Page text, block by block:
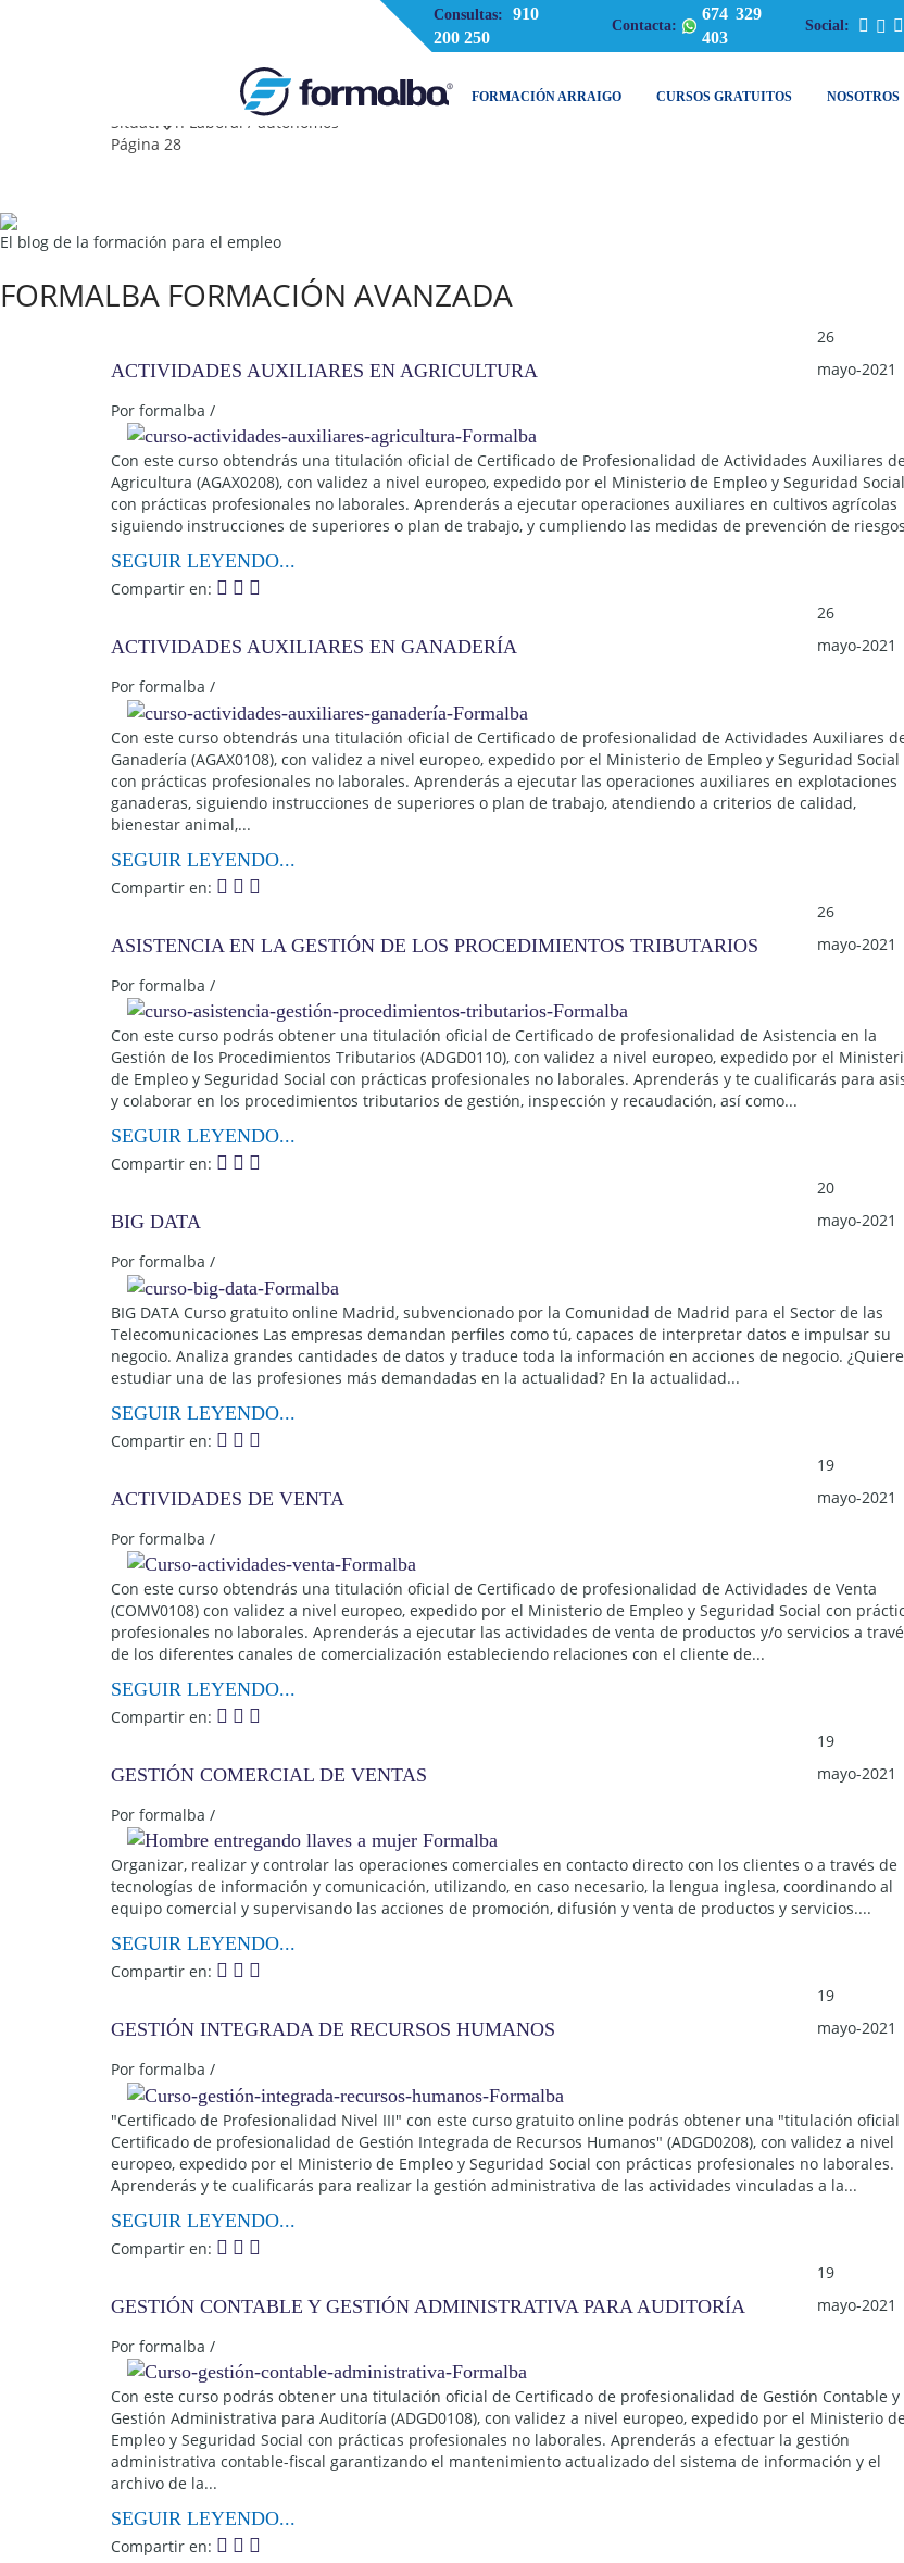
Consultas:
910
200 250
Contacta:
674 329
403
Social:
FORMACIÓN ARRAIGO CURSOS GRATUITOS NOSOTROS
Situaci�n Laboral / autonomos
Página 28
El blog de la formación para el empleo
FORMALBA FORMACIÓN AVANZADA
ACTIVIDADES AUXILIARES EN AGRICULTURA
Por formalba /
26
mayo-2021
Con este curso obtendrás una titulación oficial de Certificado de Profesionalidad de Actividades Auxiliares de
Agricultura (AGAX0208), con validez a nivel europeo, expedido por el Ministerio de Empleo y Seguridad Social
con prácticas profesionales no laborales. Aprenderás a ejecutar operaciones auxiliares en cultivos agrícolas
siguiendo instrucciones de superiores o plan de trabajo, y cumpliendo las medidas de prevención de
SEGUIR LEYENDO...
Compartir en:
ACTIVIDADES AUXILIARES EN GANADERÍA
Por formalba /
26
mayo-2021
Con este curso obtendrás una titulación oficial de Certificado de profesionalidad de Actividades Auxiliares
Ganadería (AGAX0108), con validez a nivel europeo, expedido por el Ministerio de Empleo y Seguridad Social
con prácticas profesionales no laborales. Aprenderás a ejecutar las operaciones auxiliares en explotaciones
ganaderas, siguiendo instrucciones de superiores o plan de trabajo, atendiendo a criterios de calidad,
bienestar animal,...
SEGUIR LEYENDO...
Compartir en:
ASISTENCIA EN LA GESTIÓN DE LOS PROCEDIMIENTOS TRIBUTARIOS
Por formalba /
26
mayo-2021
Con este curso podrás obtener una titulación oficial de Certificado de profesionalidad de Asistencia en la
Gestión de los Procedimientos Tributarios (ADGD0110), con validez a nivel europeo, expedido por el
de Empleo y Seguridad Social con prácticas profesionales no laborales. Aprenderás y te cualificarás para
y colaborar en los procedimientos tributarios de gestión, inspección y recaudación, así como...
SEGUIR LEYENDO...
Compartir en:
BIG DATA
Por formalba /
20
mayo-2021
BIG DATA Curso gratuito online Madrid, subvencionado por la Comunidad de Madrid para el Sector de las
Telecomunicaciones Las empresas demandan perfiles como tú, capaces de interpretar datos e impulsar su
negocio. Analiza grandes cantidades de datos y traduce toda la información en acciones de negocio.
estudiar una de las profesiones más demandadas en la actualidad? En la actualidad...
SEGUIR LEYENDO...
Compartir en:
ACTIVIDADES DE VENTA
Por formalba /
19
mayo-2021
Con este curso obtendrás una titulación oficial de Certificado de profesionalidad de Actividades de Venta
(COMV0108) con validez a nivel europeo, expedido por el Ministerio de Empleo y Seguridad Social con
profesionales no laborales. Aprenderás a ejecutar las actividades de venta de productos y/o servicios a
de los diferentes canales de comercialización estableciendo relaciones con el cliente de...
SEGUIR LEYENDO...
Compartir en:
GESTIÓN COMERCIAL DE VENTAS
Por formalba /
19
mayo-2021
Organizar, realizar y controlar las operaciones comerciales en contacto directo con los clientes o a través de
tecnologías de información y comunicación, utilizando, en caso necesario, la lengua inglesa, coordinando al
equipo comercial y supervisando las acciones de promoción, difusión y venta de productos y servicios....
SEGUIR LEYENDO...
Compartir en:
GESTIÓN INTEGRADA DE RECURSOS HUMANOS
Por formalba /
19
mayo-2021
"Certificado de Profesionalidad Nivel III" con este curso gratuito online podrás obtener una "titulación oficial
Certificado de profesionalidad de Gestión Integrada de Recursos Humanos" (ADGD0208), con validez a nivel
europeo, expedido por el Ministerio de Empleo y Seguridad Social con prácticas profesionales no laborales.
Aprenderás y te cualificarás para realizar la gestión administrativa de las actividades vinculadas a la...
SEGUIR LEYENDO...
Compartir en:
GESTIÓN CONTABLE Y GESTIÓN ADMINISTRATIVA PARA AUDITORÍA
Por formalba /
19
mayo-2021
Con este curso podrás obtener una titulación oficial de Certificado de profesionalidad de Gestión Contable y
Gestión Administrativa para Auditoría (ADGD0108), con validez a nivel europeo, expedido por el Ministerio de
Empleo y Seguridad Social con prácticas profesionales no laborales. Aprenderás a efectuar la gestión
administrativa contable-fiscal garantizando el mantenimiento actualizado del sistema de información y el
archivo de la...
SEGUIR LEYENDO...
Compartir en: